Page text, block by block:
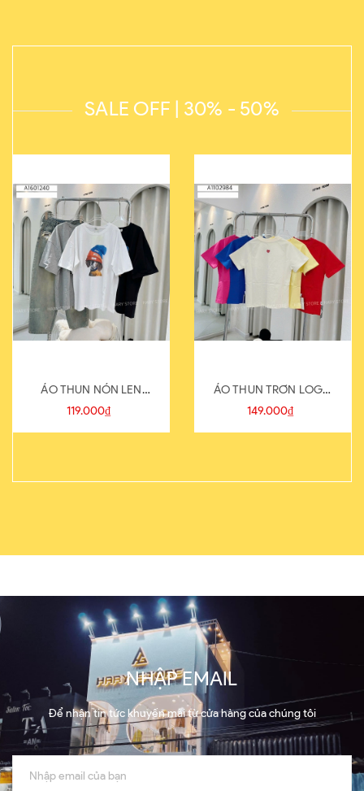
SALE OFF | 30% - 50%
ÁO THUN NÓN LEN
821-1
119.000₫
ÁO THUN TRƠN LOGO
SAU
149.000₫
NHẬP EMAIL
Để nhận tin tức khuyến mãi từ cửa hàng của chúng tôi